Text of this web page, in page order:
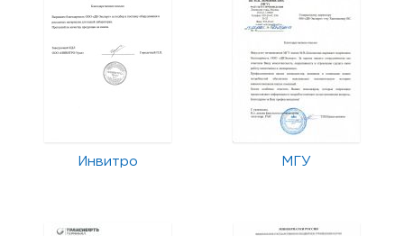
Инвитро МГУ